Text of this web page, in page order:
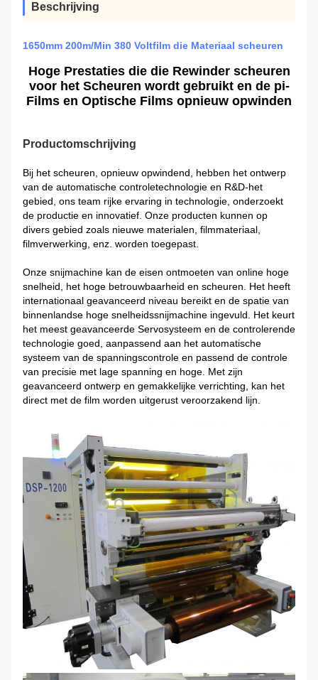
Beschrijving
1650mm 200m/Min 380 Voltfilm die Materiaal scheuren
Hoge Prestaties die die Rewinder scheuren
voor het Scheuren wordt gebruikt en de pi-
Films en Optische Films opnieuw opwinden
Productomschrijving
Bij het scheuren, opnieuw opwindend, hebben het ontwerp
van de automatische controletechnologie en R&D-het
gebied, ons team rijke ervaring in technologie, onderzoekt
de productie en innovatief. Onze producten kunnen op
divers gebied zoals nieuwe materialen, filmmateriaal,
filmverwerking, enz. worden toegepast.
Onze snijmachine kan de eisen ontmoeten van online hoge
snelheid, het hoge betrouwbaarheid en scheuren. Het heeft
internationaal geavanceerd niveau bereikt en de spatie van
binnenlandse hoge snelheidssnijmachine ingevuld. Het keurt
het meest geavanceerde Servosysteem en de controlerende
technologie goed, aanpassend aan het automatische
systeem van de spanningscontrole en passend de controle
van precisie met lage spanning en hoge. Met zijn
geavanceerd ontwerp en gemakkelijke verrichting, kan het
direct met de film worden uitgerust veroorzakend lijn.